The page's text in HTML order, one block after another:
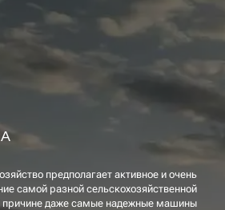
предполагает активное и очень
самой разной сельскохозяйственной
причине даже самые надежные машины